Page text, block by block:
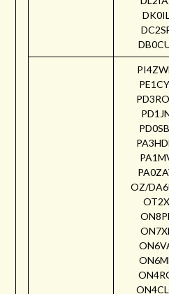
DK0IL
OZ/
OT2X